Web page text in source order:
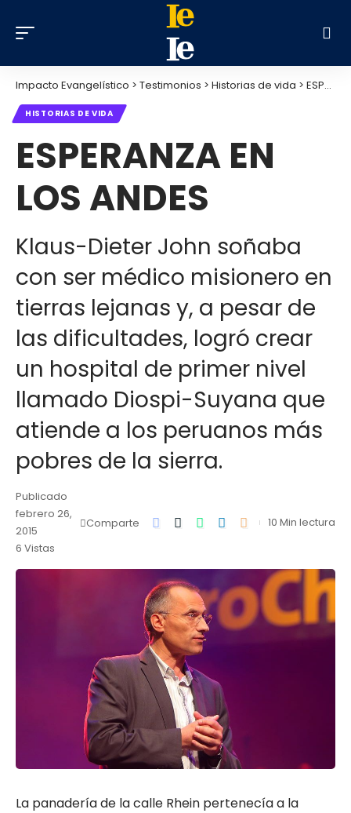
Impacto Evangelístico > Testimonios > Historias de vida > ESPERANZA EN LOS ANDES
HISTORIAS DE VIDA
ESPERANZA EN
LOS ANDES
Klaus-Dieter John soñaba
con ser médico misionero en
tierras lejanas y, a pesar de
las dificultades, logró crear
un hospital de primer nivel
llamado Diospi-Suyana que
atiende a los peruanos más
pobres de la sierra.
Publicado
febrero 26,
2015
6 Vistas
Comparte 10 Min lectura
La panadería de la calle Rhein pertenecía a la